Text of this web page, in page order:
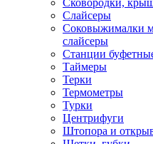
Сковородки,
Слайсеры
Соковыжималки
слайсеры
Станции
Таймеры
Терки
Термометры
Турки
Центрифуги
Штопора и